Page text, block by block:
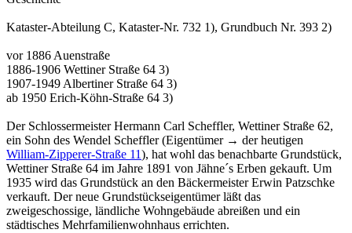
Kataster-Abteilung C, Kataster-Nr. 732 1), Grundbuch Nr. 393 2)
vor 1886 Auenstraße
1886-1906 Wettiner Straße 64 3)
1907-1949 Albertiner Straße 64 3)
ab 1950 Erich-Köhn-Straße 64 3)
Der Schlossermeister Hermann Carl Scheffler, Wettiner Straße 62,
ein Sohn des Wendel Scheffler (Eigentümer → der heutigen
William-Zipperer-Straße 11), hat wohl das benachbarte Grundstück,
Wettiner Straße 64 im Jahre 1891 von Jähne´s Erben gekauft. Um
1935 wird das Grundstück an den Bäckermeister Erwin Patzschke
verkauft. Der neue Grundstückseigentümer läßt das
zweigeschossige, ländliche Wohngebäude abreißen und ein
städtisches Mehrfamilienwohnhaus errichten.